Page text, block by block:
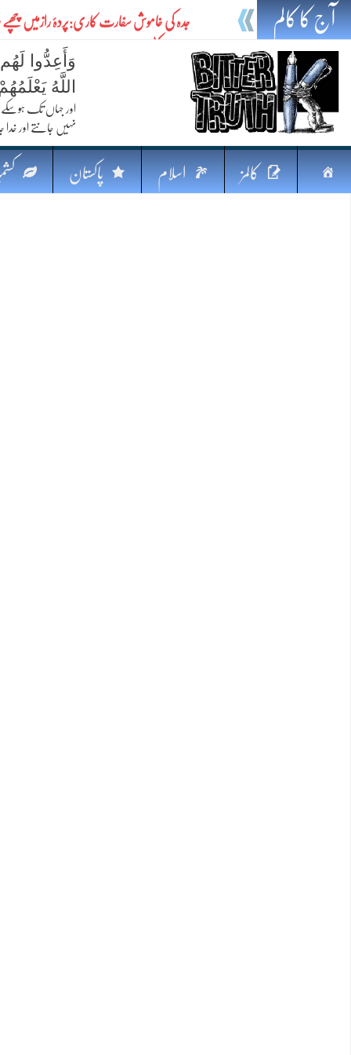
آج کا کالم جدہ کی خاموش سفارت کاری:پردۂ رازمیں
تیل،تلواراورتدبر:خلیج کی بدلتی بساط پرپاکستان
ایٹم کا نیا افق: طاقت، سیاست اور مشرقِ وسطیٰ
خطرہ کاتوازن
فکرِ اقبال اورامنِ عالم میں پاکستان کاکردار
وَأَعِدُّوا
اللَّهُ
اور جہاں تک
نہیں جانتے اور خدا
صفحہ کالمز اسلام پاکستان